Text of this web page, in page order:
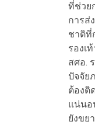
ที่ช่วย
การส่
ชาติที่
รองเท้
สศอ.
ปัจจัย
ต้องติ
แน่นอ
ยังขย